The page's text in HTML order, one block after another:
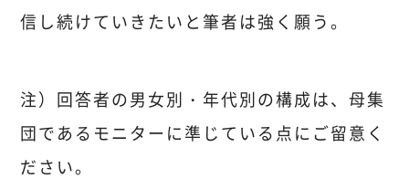
信し続けていきたいと筆者は強く願う。
注）回答者の男女別・年代別の構成は、母集
団であるモニターに準じている点にご留意く
ださい。